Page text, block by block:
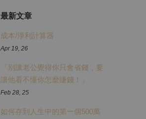
最新文章
成本/淨利計算器
Apr 19, 26
「别讓老公覺得你只會省錢，要
讓他看不懂你怎麼賺錢！」
Feb 28, 25
如何存到人生中的第一個500萬